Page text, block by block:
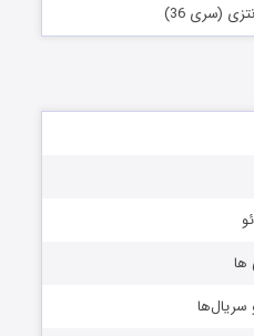
(سری 36)
ها
سریال‌ها